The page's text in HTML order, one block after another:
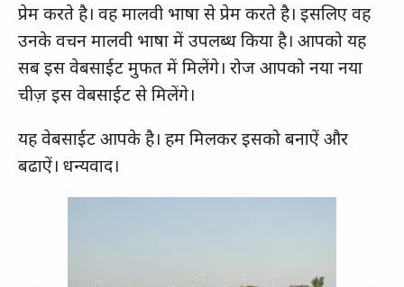
प्रेम करते है। वह मालवी भाषा से प्रेम करते है। इसलिए वह
उनके वचन मालवी भाषा में उपलब्ध किया है। आपको यह
सब इस वेबसाईट मुफत में मिलेंगे। रोज आपको नया नया
चीज़ इस वेबसाईट से मिलेंगे।
यह वेबसाईट आपके है। हम मिलकर इसको बनाऐं और
बढाऐं। धन्यवाद।